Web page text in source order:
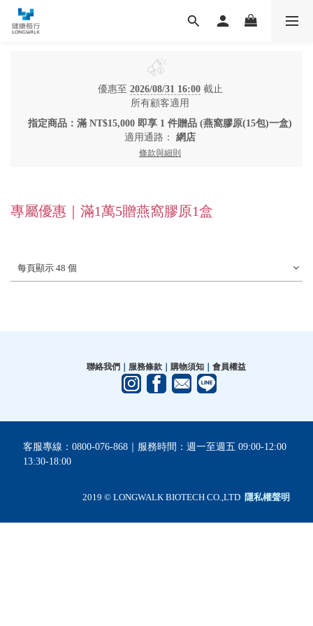
優惠至 2026/08/31 16:00截止
所有顧客適用
指定商品：滿 NT$15,000 即享 1 件贈品 (燕窩膠原(15包)一盒)
適用通路： 網店
條款與細則
專屬優惠｜滿1萬5贈燕窩膠原1盒
每頁顯示 48 個
聯絡我們｜ 服務條款｜ 購物須知｜ 會員權益
客服專線：0800-076-868｜服務時間：週一至週五 09:00-12:00
13:30-18:00
2019 © LONGWALK BIOTECH CO.,LTD 隱私權聲明